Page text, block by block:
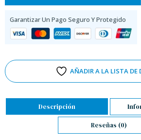
Garantizar Un Pago Seguro Y Protegido
AÑADIR A LA LISTA DE
Descripción
Reseñas (0)